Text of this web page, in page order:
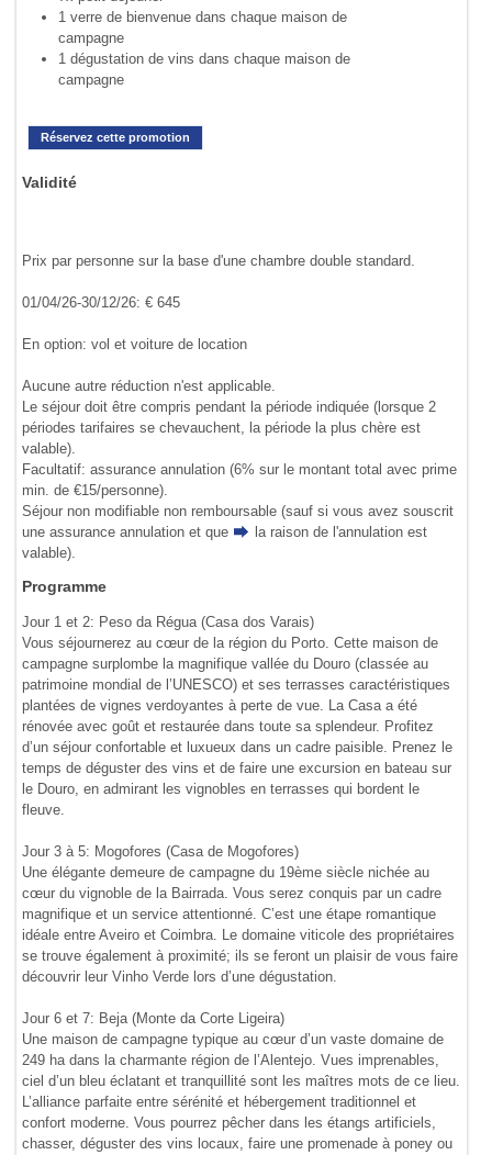
1 verre de bienvenue dans chaque maison de
campagne
1 dégustation de vins dans chaque maison de
campagne
Réservez cette promotion
Validité
Prix par personne sur la base d'une chambre double standard.
01/04/26-30/12/26: € 645
En option: vol et voiture de location
Aucune autre réduction n'est applicable.
Le séjour doit être compris pendant la période indiquée (lorsque 2
périodes tarifaires se chevauchent, la période la plus chère est
valable).
Facultatif: assurance annulation (6% sur le montant total avec prime
min. de €15/personne).
Séjour non modifiable non remboursable (sauf si vous avez souscrit
une assurance annulation et que
la raison de l'annulation est
valable).
Programme
Jour 1 et 2: Peso da Régua (Casa dos Varais)
Vous séjournerez au cœur de la région du Porto. Cette maison de
campagne surplombe la magnifique vallée du Douro (classée au
patrimoine mondial de l’UNESCO) et ses terrasses caractéristiques
plantées de vignes verdoyantes à perte de vue. La Casa a été
rénovée avec goût et restaurée dans toute sa splendeur. Profitez
d’un séjour confortable et luxueux dans un cadre paisible. Prenez le
temps de déguster des vins et de faire une excursion en bateau sur
le Douro, en admirant les vignobles en terrasses qui bordent le
fleuve.
Jour 3 à 5: Mogofores (Casa de Mogofores)
Une élégante demeure de campagne du 19ème siècle nichée au
cœur du vignoble de la Bairrada. Vous serez conquis par un cadre
magnifique et un service attentionné. C’est une étape romantique
idéale entre Aveiro et Coimbra. Le domaine viticole des propriétaires
se trouve également à proximité; ils se feront un plaisir de vous faire
découvrir leur Vinho Verde lors d’une dégustation.
Jour 6 et 7: Beja (Monte da Corte Ligeira)
Une maison de campagne typique au cœur d’un vaste domaine de
249 ha dans la charmante région de l’Alentejo. Vues imprenables,
ciel d’un bleu éclatant et tranquillité sont les maîtres mots de ce lieu.
L’alliance parfaite entre sérénité et hébergement traditionnel et
confort moderne. Vous pourrez pêcher dans les étangs artificiels,
chasser, déguster des vins locaux, faire une promenade à poney ou